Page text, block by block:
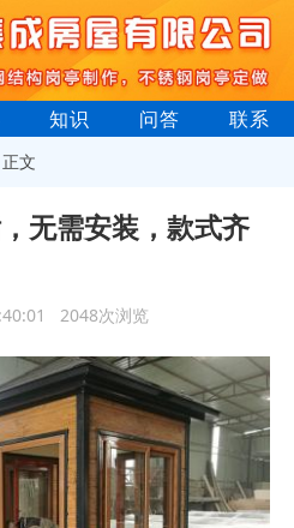
知识 问答 联系
文
无需安装，款式齐
2048次浏览